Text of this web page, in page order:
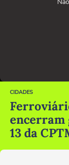
CIDADES
encerram
13 da